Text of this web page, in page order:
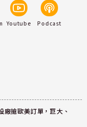
Youtube Podcast
搶歐美訂單，巨大、